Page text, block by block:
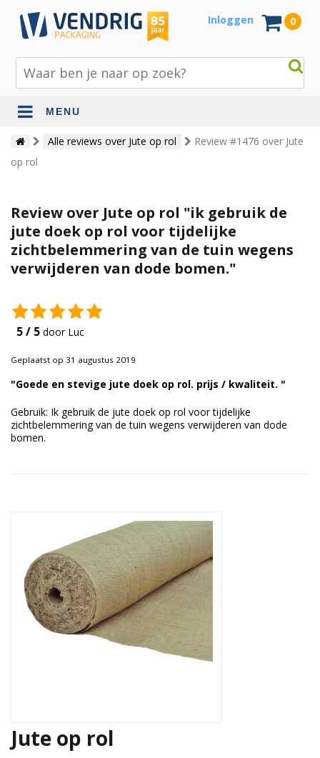
Inloggen 0
MENU
Beschermingsmateriaal
Bouw- en tuinmaterialen
Jute en lopers
Papier en karton
Tape en stickers
Verhuismaterialen
Duurzame verpakkingen
Bedrukte verpakkingen
Alle reviews over Jute op rol
Review #1476 over Jute
op rol
Review over Jute op rol "ik gebruik de
jute doek op rol voor tijdelijke
zichtbelemmering van de tuin wegens
verwijderen van dode bomen."
5 / 5 door Luc
Geplaatst op 31 augustus 2019
"Goede en stevige jute doek op rol. prijs / kwaliteit. "
Gebruik: Ik gebruik de jute doek op rol voor tijdelijke
zichtbelemmering van de tuin wegens verwijderen van dode
bomen.
Jute op rol